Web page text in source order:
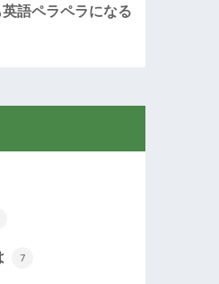
語ペラペラになる
7